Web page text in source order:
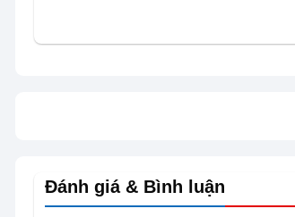
Đánh giá & Bình luận